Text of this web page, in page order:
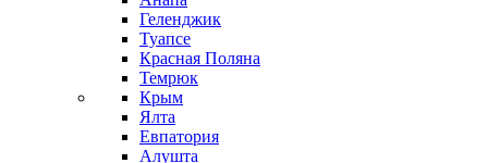
Геленджик
Туапсе
Красная Поляна
Темрюк
Крым
Ялта
Евпатория
Алушта